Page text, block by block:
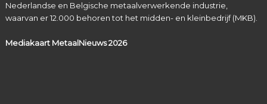
Nederlandse en Belgische metaalverwerkende industrie,
waarvan er 12.000 behoren tot het midden- en kleinbedrijf (MKB).
Mediakaart MetaalNieuws2026